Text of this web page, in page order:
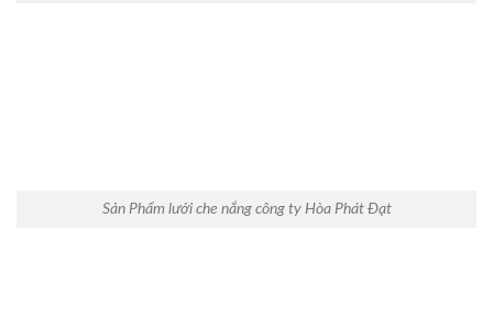
Sản Phẩm lưới che nắng công ty Hòa Phát Đạt